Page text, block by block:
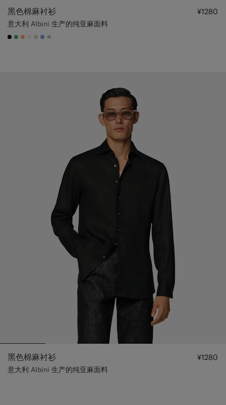
黑色棉麻衬衫
意大利 Albini 生产的纯亚麻面料
¥1280
#000000
#50AA6A
#F9AA62
#F1EFE8
#D7D1C3
#82A1DC
+1
黑色棉麻衬衫
意大利 Albini 生产的纯亚麻面料
¥1280